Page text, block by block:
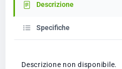
Descrizione
Specifiche
Descrizione non disponibile.